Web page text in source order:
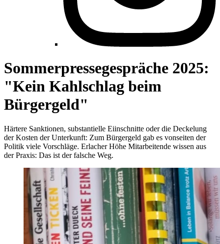
Sommerpressegespräche 2025:
"Kein Kahlschlag beim
Bürgergeld"
Härtere Sanktionen, substantielle Eiinschnitte oder die Deckelung
der Kosten der Unterkunft: Zum Bürgergeld gab es vonseiten der
Politik viele Vorschläge. Erlacher Höhe Mitarbeitende wissen aus
der Praxis: Das ist der falsche Weg.